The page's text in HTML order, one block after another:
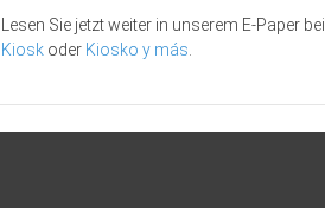
Lesen Sie jetzt weiter in unserem E-Paper bei
Kiosk oder Kiosko y más